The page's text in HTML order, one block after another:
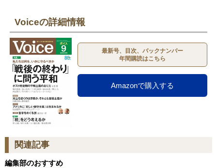
Voiceの詳細情報
最新号、目次、バックナンバー
年間購読はこちら
Amazonで購入する
関連記事
編集部のおすすめ